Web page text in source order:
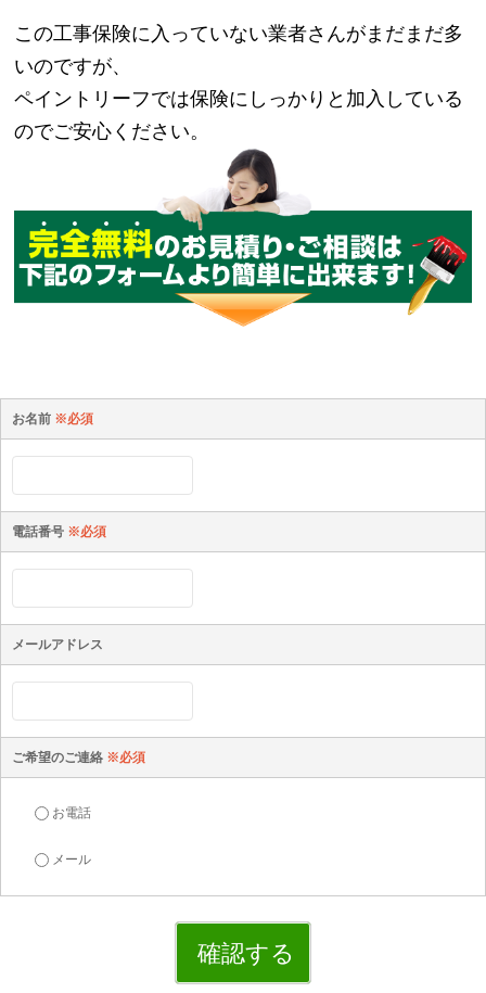
この工事保険に入っていない業者さんがまだまだ多
いのですが、
ペイントリーフでは保険にしっかりと加入している
のでご安心ください。
お名前 ※必須
電話番号 ※必須
メールアドレス
ご希望のご連絡 ※必須
お電話
メール